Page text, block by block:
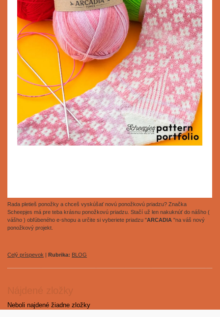
Rada pletieš ponožky a chceš vyskúšať novú ponožkovú priadzu? Značka
Scheepjes má pre teba krásnu ponožkovú priadzu. Stačí už len nakuknúť do nášho (
vášho ) obľúbeného e-shopu a určite si vyberiete priadzu "ARCADIA "na váš nový
ponožkový projekt.
Celý príspevok | Rubrika: BLOG
Neboli najdené žiadne zložky